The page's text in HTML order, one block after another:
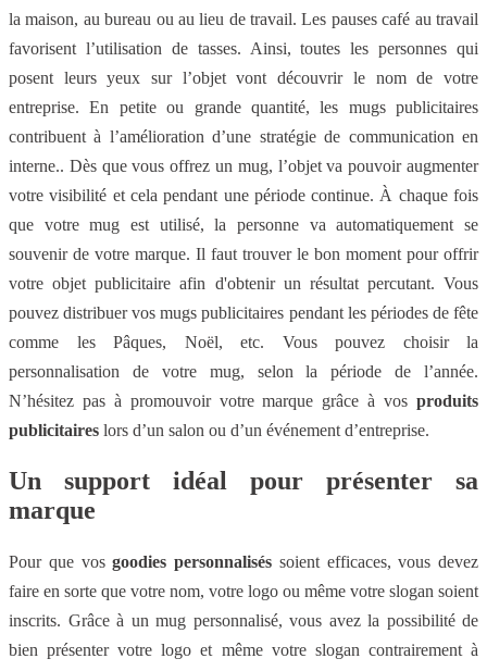
la maison, au bureau ou au lieu de travail. Les pauses café au travail
favorisent l’utilisation de tasses. Ainsi, toutes les personnes qui
posent leurs yeux sur l’objet vont découvrir le nom de votre
entreprise. En petite ou grande quantité, les mugs publicitaires
contribuent à l’amélioration d’une stratégie de communication en
interne.. Dès que vous offrez un mug, l’objet va pouvoir augmenter
votre visibilité et cela pendant une période continue. À chaque fois
que votre mug est utilisé, la personne va automatiquement se
souvenir de votre marque. Il faut trouver le bon moment pour offrir
votre objet publicitaire afin d'obtenir un résultat percutant. Vous
pouvez distribuer vos mugs publicitaires pendant les périodes de fête
comme les Pâques, Noël, etc. Vous pouvez choisir la
personnalisation de votre mug, selon la période de l’année.
N’hésitez pas à promouvoir votre marque grâce à vos produits
publicitaires lors d’un salon ou d’un événement d’entreprise.
Un support idéal pour présenter sa
marque
Pour que vosgoodies personnalisés soient efficaces, vous devez
faire en sorte que votre nom, votre logo ou même votre slogan soient
inscrits. Grâce à un mug personnalisé, vous avez la possibilité de
bien présenter votre logo et même votre slogan contrairement à